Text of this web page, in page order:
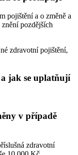
pojištění a o změně a
pozdějších
zdravotní pojištění,
jak se uplatňují
v případě
zdravotní